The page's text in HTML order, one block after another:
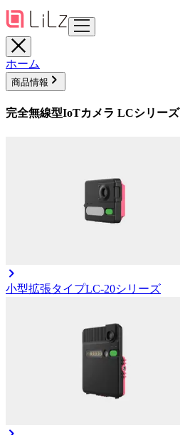
ホーム
商品情報
完全無線型IoTカメラ LCシリーズ
小型拡張タイプLC-20シリーズ